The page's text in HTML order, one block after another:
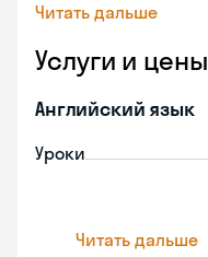
Читать дальше
Услуги и цены
Английский язык
Уроки
Читать дальше